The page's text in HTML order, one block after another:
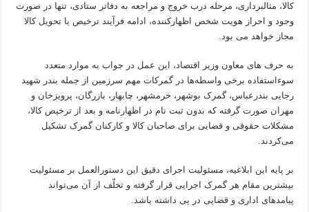
کالا، مثالبرداری، مرحله درب خروج و مراجعه به دفاتر ستادی، تنها در صورت
وجود و احراز هویت شخص اظهارکننده، ادامه فرآیند ترخیص یا تحویل کالا
مجاز خواهد می بود.
به حرف های معاون وزیر اقتصاد، این عمل در جواب به موارد متعدد
سوءاستفاده برخی واسطه‌ها در گمرکات مهم سرزمین از جمله بندر شهید
رجایی بندرعباس، گمرک بوشهر، خرمشهر، چابهار، بازرگان، پرویزخان و
مهران صورت گرفته که بدون ثبت نام در اظهارنامه و بعد از ترخیص کالا،
مشکلات حقوقی و قضایی برای صاحبان کالا و کارکنان گمرک تشکیل
می‌کردند.
بر پایه این ابلاغیه، مسئولیت اجرای دقیق این دستورالعمل بر مسئولیت
بیشترین مقام هر گمرک اجرایی قرار گرفته و تخلّف از آن می‌تواند
پیامدهای اداری و قضایی در پی داشته باشد.